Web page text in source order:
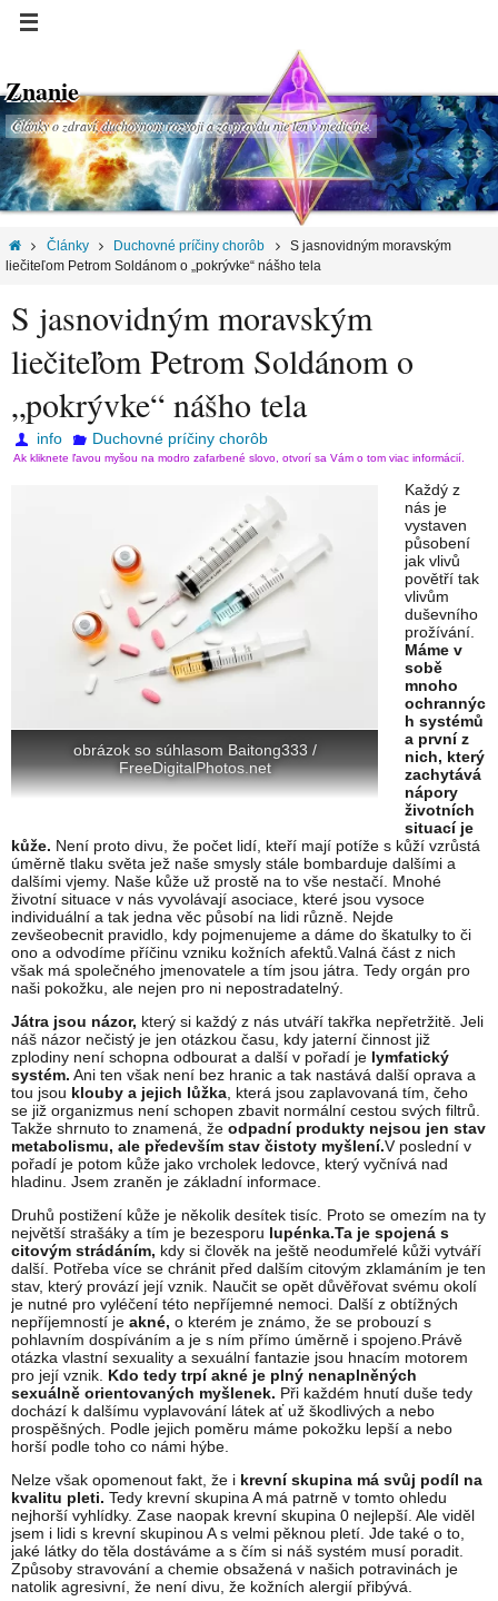
Znanie
Články o zdraví, duchovnom rozvoji a za pravdu nie len v medicíne.
Články Duchovné príčiny chorôb
S jasnovidným moravským
liečiteľom Petrom Soldánom o „pokrývke“ nášho tela
S jasnovidným moravským
liečiteľom Petrom Soldánom o
„pokrývke“ nášho tela
info Duchovné príčiny chorôb
Ak kliknete ľavou myšou na modro zafarbené slovo, otvorí sa Vám o tom viac informácií.
obrázok so súhlasom Baitong333 /
FreeDigitalPhotos.net
Každý z
nás je
vystaven
působení
jak vlivů
povětří tak
vlivům
duševního
prožívání.
Máme v
sobě
mnoho
ochrannýc
h systémů
a první z
nich, který
zachytává
nápory
životních
situací je
kůže. Není proto divu, že počet lidí, kteří mají potíže s kůží vzrůstá
úměrně tlaku světa jež naše smysly stále bombarduje dalšími a
dalšími vjemy. Naše kůže už prostě na to vše nestačí. Mnohé
životní situace v nás vyvolávají asociace, které jsou vysoce
individuální a tak jedna věc působí na lidi různě. Nejde
zevšeobecnit pravidlo, kdy pojmenujeme a dáme do škatulky to či
ono a odvodíme příčinu vzniku kožních afektů.Valná část z nich
však má společného jmenovatele a tím jsou játra. Tedy orgán pro
naši pokožku, ale nejen pro ni nepostradatelný.
Játra jsou názor, který si každý z nás utváří takřka nepřetržitě. Jeli
náš názor nečistý je jen otázkou času, kdy jaterní činnost již
zplodiny není schopna odbourat a další v pořadí je lymfatický
systém. Ani ten však není bez hranic a tak nastává další oprava a
tou jsou klouby a jejich lůžka , která jsou zaplavovaná tím, čeho
se již organizmus není schopen zbavit normální cestou svých filtrů.
Takže shrnuto to znamená, že odpadní produkty nejsou jen stav
metabolismu, ale především stav čistoty myšlení.V poslední v
pořadí je potom kůže jako vrcholek ledovce, který vyčnívá nad
hladinu. Jsem zraněn je základní informace.
Druhů postižení kůže je několik desítek tisíc. Proto se omezím na ty
největší strašáky a tím je bezesporu lupénka.Ta je spojená s
citovým strádáním, kdy si člověk na ještě neodumřelé kůži vytváří
další. Potřeba více se chránit před dalším citovým zklamáním je ten
stav, který provází její vznik. Naučit se opět důvěřovat svému okolí
je nutné pro vyléčení této nepříjemné nemoci. Další z obtížných
nepříjemností je akné, o kterém je známo, že se probouzí s
pohlavním dospíváním a je s ním přímo úměrně i spojeno.Právě
otázka vlastní sexuality a sexuální fantazie jsou hnacím motorem
pro její vznik. Kdo tedy trpí akné je plný nenaplněných
sexuálně orientovaných myšlenek. Při každém hnutí duše tedy
dochází k dalšímu vyplavování látek ať už škodlivých a nebo
prospěšných. Podle jejich poměru máme pokožku lepší a nebo
horší podle toho co námi hýbe.
Nelze však opomenout fakt, že i krevní skupina má svůj podíl na
kvalitu pleti. Tedy krevní skupina A má patrně v tomto ohledu
nejhorší vyhlídky. Zase naopak krevní skupina 0 nejlepší. Ale viděl
jsem i lidi s krevní skupinou A s velmi pěknou pletí. Jde také o to,
jaké látky do těla dostáváme a s čím si náš systém musí poradit.
Způsoby stravování a chemie obsažená v našich potravinách je
natolik agresivní, že není divu, že kožních alergií přibývá.